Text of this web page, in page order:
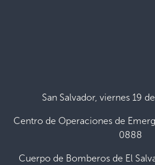
San Salvador, viernes 19
Centro de Operaciones de
0888
Cuerpo de Bomberos de El